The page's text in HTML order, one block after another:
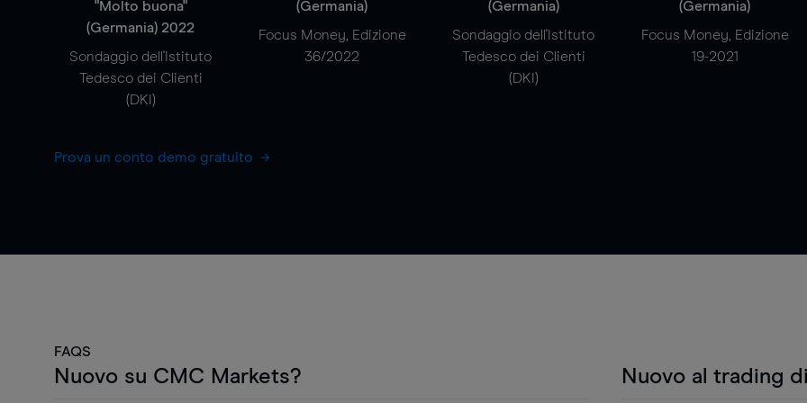
"Molto buona"
(Germania) 2022
Sondaggio dell'Istituto
Tedesco dei Clienti
(DKI)
(Germania)
Focus Money, Edizione
36/2022
(Germania)
Sondaggio dell'Istituto
Tedesco dei Clienti
(DKI)
(Germania)
Focus Money, Edizione
19-2021
Prova un conto demo gratuito
FAQS
Nuovo su CMC Markets? Nuovo al trading